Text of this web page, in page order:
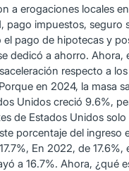
a erogaciones locales en
pago impuestos, seguro
el pago de hipotecas y
dedicó a ahorro. Ahora,
respecto a
en 2024, la masa
Unidos creció 9.6%,
de Estados Unidos
porcentaje del ingreso
En 2022, de
a 16.7%. Ahora, ¿qué